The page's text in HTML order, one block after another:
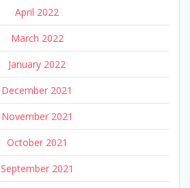
April 2022
March 2022
January 2022
December 2021
November 2021
October 2021
September 2021